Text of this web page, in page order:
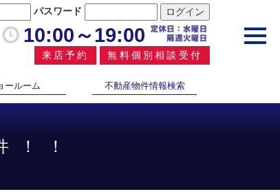
パスワード
10:00～19:00
来店予約 無料個別相談受付
ールーム 不動産物件情報検索
！！